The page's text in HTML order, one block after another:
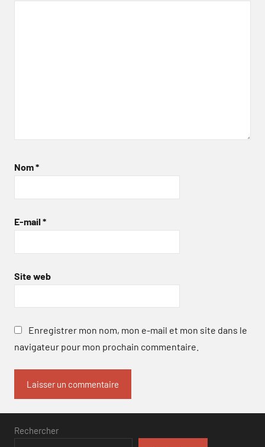
Nom*
E-mail *
Site web
Enregistrer mon nom, mon e-mail et mon site dans le
navigateur pour mon prochain commentaire.
Rechercher